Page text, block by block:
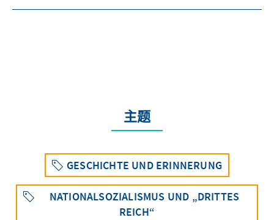
主题
GESCHICHTE UND ERINNERUNG
NATIONALSOZIALISMUS UND „DRITTES
REICH“